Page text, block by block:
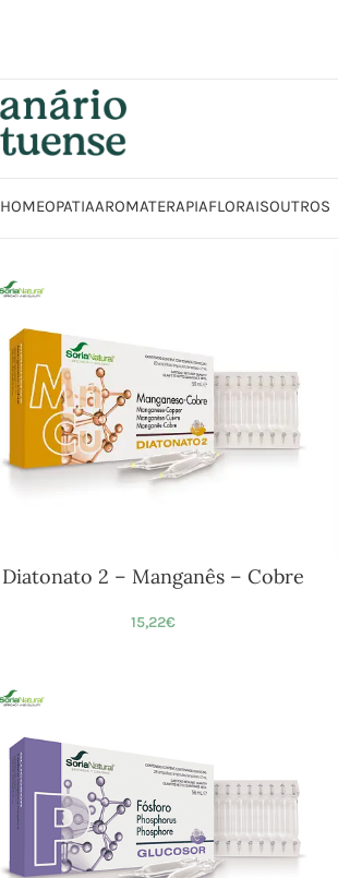
HOMEOPATIAAROMATERAPIAFLORAISOUTROS
Diatonato 2 – Manganês – Cobre
15,22€